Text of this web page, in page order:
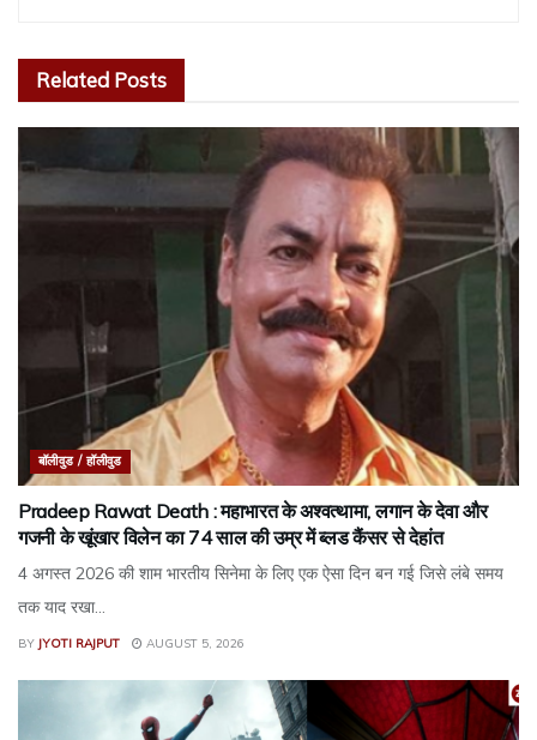
Related Posts
बॉलीवुड / हॉलीवुड
Pradeep Rawat Death : महाभारत के अश्वत्थामा, लगान के देवा और
गजनी के खूंखार विलेन का 74 साल की उम्र में ब्लड कैंसर से देहांत
4 अगस्त 2026 की शाम भारतीय सिनेमा के लिए एक ऐसा दिन बन गई जिसे लंबे समय
तक याद रखा...
BY JYOTI RAJPUT AUGUST 5, 2026